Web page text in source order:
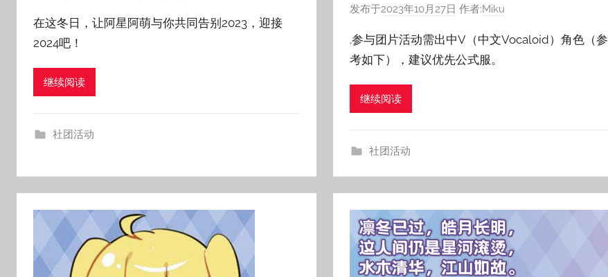
在这冬日，让阿星阿萌与你共同告别2023，迎接
2024吧！
继续阅读
社团活动
发布于2023年10月27日 作者:Miku
.参与团片活动需出中V（中文Vocaloid）角色（参
考如下），建议优先公式服。
继续阅读
社团活动